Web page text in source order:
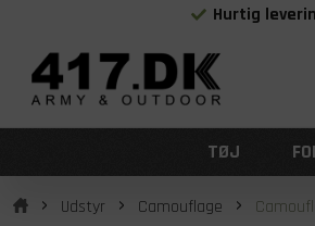
Hurtig
TØJ
Udstyr Camouflage